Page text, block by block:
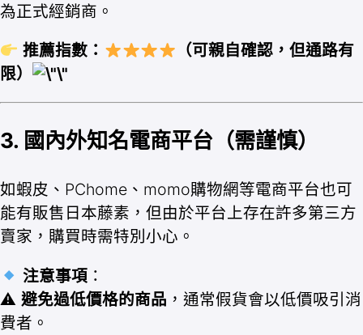
為正式經銷商。
推薦指數：
（可親自確認，但通路有
限）
3. 國內外知名電商平台（需謹慎）
如蝦皮、PChome、momo購物網等電商平台也可
能有販售日本藤素，但由於平台上存在許多第三方
賣家，購買時需特別小心。
注意事項 ：
⚠ 避免過低價格的商品 ，通常假貨會以低價吸引消
費者。